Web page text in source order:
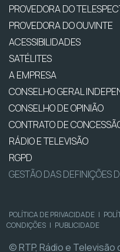
PROVEDORA DO
PROVEDORA DO OUVINTE
ACESSIBILIDADES
SATÉLITES
A EMPRESA
CONSELHO GERAL
CONSELHO DE OPINIÃO
CONTRATO DE
RÁDIO E TELEVISÃO
RGPD
GESTÃO DAS DEFINIÇÕES
POLÍTICA DE PRIVACIDADE |
CONDIÇÕES | PUBLICIDADE
© RTP, Rádio e Televisão